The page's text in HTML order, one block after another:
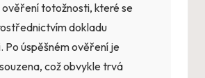
ověření totožnosti, které se
dokladu
Po úspěšném ověření je
což obvykle trvá